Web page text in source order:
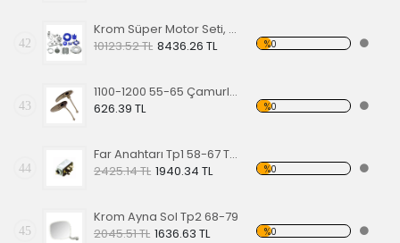
42
Krom Süper Motor Seti, Mavi
10123.52 TL 8436.26 TL %0
43
1100-1200 55-65 Çamurluk Sinyali Alt Lastiği Takımı
626.39 TL
%0
44
Far Anahtarı Tp1 58-67 Tp2 68-70 Tp3 64-67
2425.14 TL 1940.34 TL %0
45
Krom Ayna Sol Tp2 68-79
2045.51 TL 1636.63 TL %0